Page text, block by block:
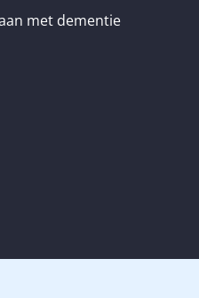
met dementie